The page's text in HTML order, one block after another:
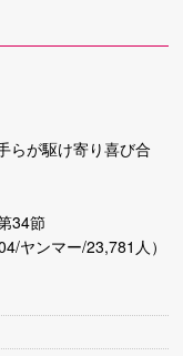
らが駆け寄り喜び合
34節
ヤンマー/23,781人）